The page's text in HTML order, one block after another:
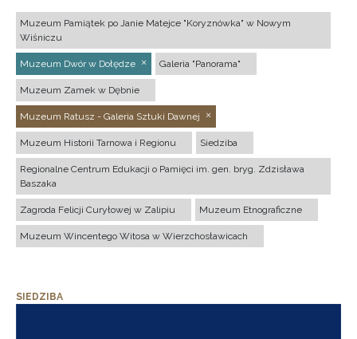
Muzeum Pamiątek po Janie Matejce "Koryznówka" w Nowym
Wiśniczu
Muzeum Dwór w Dołędze Galeria "Panorama"
Muzeum Zamek w Dębnie
Muzeum Ratusz - Galeria Sztuki Dawnej
Muzeum Historii Tarnowa i Regionu Siedziba
Regionalne Centrum Edukacji o Pamięci im. gen. bryg. Zdzisława
Baszaka
Zagroda Felicji Curyłowej w Zalipiu Muzeum Etnograficzne
Muzeum Wincentego Witosa w Wierzchosławicach
SIEDZIBA